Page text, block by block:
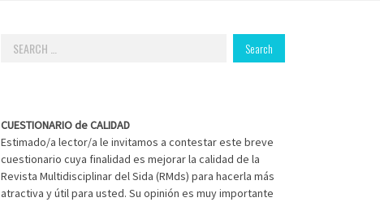
Search
for:
CUESTIONARIO de CALIDAD
Estimado/a lector/a le invitamos a contestar este breve
cuestionario cuya finalidad es mejorar la calidad de la
Revista Multidisciplinar del Sida (RMds) para hacerla más
atractiva y útil para usted. Su opinión es muy importante